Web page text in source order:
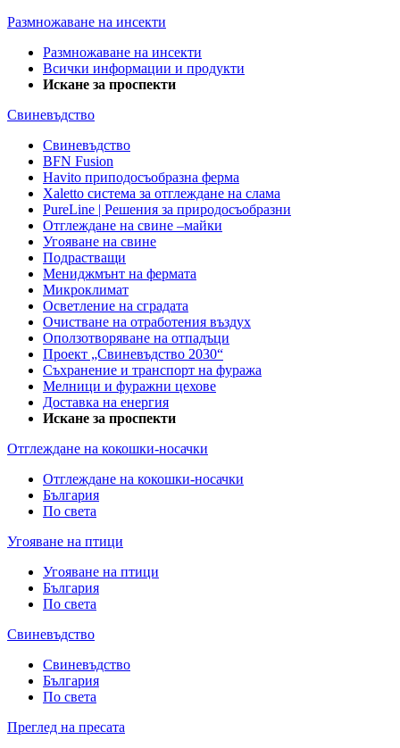
Размножаване на инсекти
Размножаване на инсекти
Всички информации и продукти
Искане за проспекти
Свиневъдство
Свиневъдство
BFN Fusion
Havito приподосъобразна ферма
Xaletto система за отглеждане на слама
PureLine | Решения за природосъобразни
Отглеждане на свине –майки
Угояване на свине
Подрастващи
Мениджмънт на фермата
Микроклимат
Осветление на сградата
Очистване на отработения въздух
Оползотворяване на отпадъци
Проект „Свиневъдство 2030“
Съхранение и транспорт на фуража
Мелници и фуражни цехове
Доставка на енергия
Искане за проспекти
Отглеждане на кокошки-носачки
Отглеждане на кокошки-носачки
България
По света
Угояване на птици
Угояване на птици
България
По света
Свиневъдство
Свиневъдство
България
По света
Преглед на пресата